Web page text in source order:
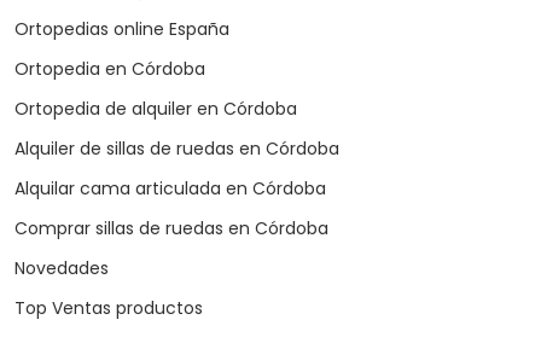
Ortopedias online España
Ortopedia en Córdoba
Ortopedia de alquiler en Córdoba
Alquiler de sillas de ruedas en Córdoba
Alquilar cama articulada en Córdoba
Comprar sillas de ruedas en Córdoba
Novedades
Top Ventas productos